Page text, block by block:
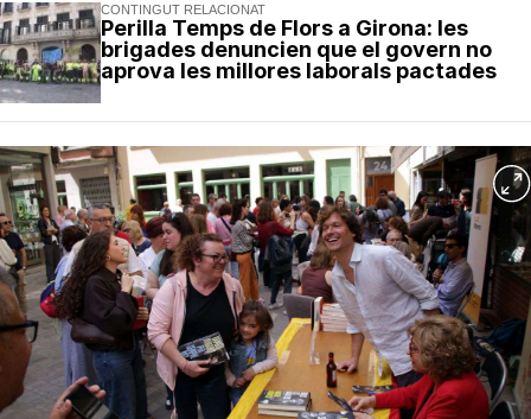
CONTINGUT RELACIONAT
Perilla Temps de Flors a Girona: les
brigades denuncien que el govern no
aprova les millores laborals pactades